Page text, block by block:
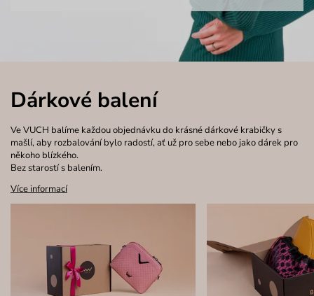
Dárkové balení
Ve VUCH balíme každou objednávku do krásné dárkové krabičky s
mašlí, aby rozbalování bylo radostí, ať už pro sebe nebo jako dárek pro
někoho blízkého.
Bez starostí s balením.
Více informací